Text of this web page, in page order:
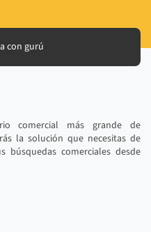
con gurú
comercial más grande de
la solución que necesitas de
búsquedas comerciales desde